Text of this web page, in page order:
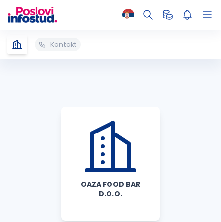
Kontakt
OAZA FOOD BAR
D.O.O.